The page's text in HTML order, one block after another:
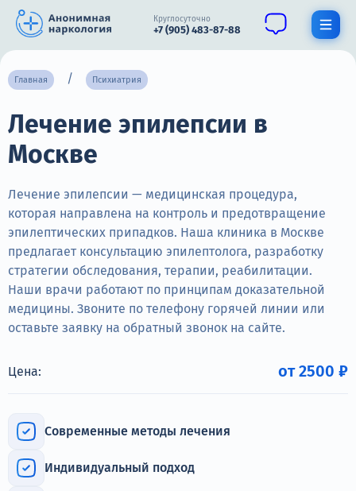
Круглосуточно
+7 (905) 483-87-88
О нас
Наркомания
Нарколог
Стационар
Психиатрия
Цены
Главная Психиатрия
Лечение эпилепсии в
Москве
Лечение эпилепсии — медицинская процедура,
которая направлена на контроль и предотвращение
эпилептических припадков. Наша клиника в Москве
предлагает консультацию эпилептолога, разработку
стратегии обследования, терапии, реабилитации.
Наши врачи работают по принципам доказательной
медицины. Звоните по телефону горячей линии или
оставьте заявку на обратный звонок на сайте.
Цена: от 2500 ₽
Современные методы лечения
Индивидуальный подход